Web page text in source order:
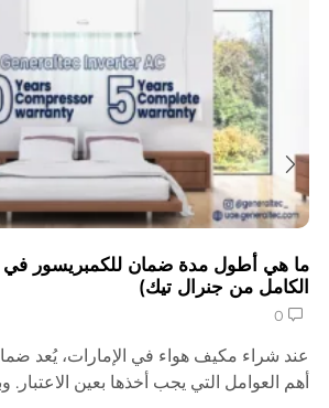
ما هي أطول مدة ضمان للكمبريسور في
الكامل من جنرال تيك)
0
عند شراء مكيف هواء في الإمارات، يُعد
أهم العوامل التي يجب أخذها بعين الاعتبار.